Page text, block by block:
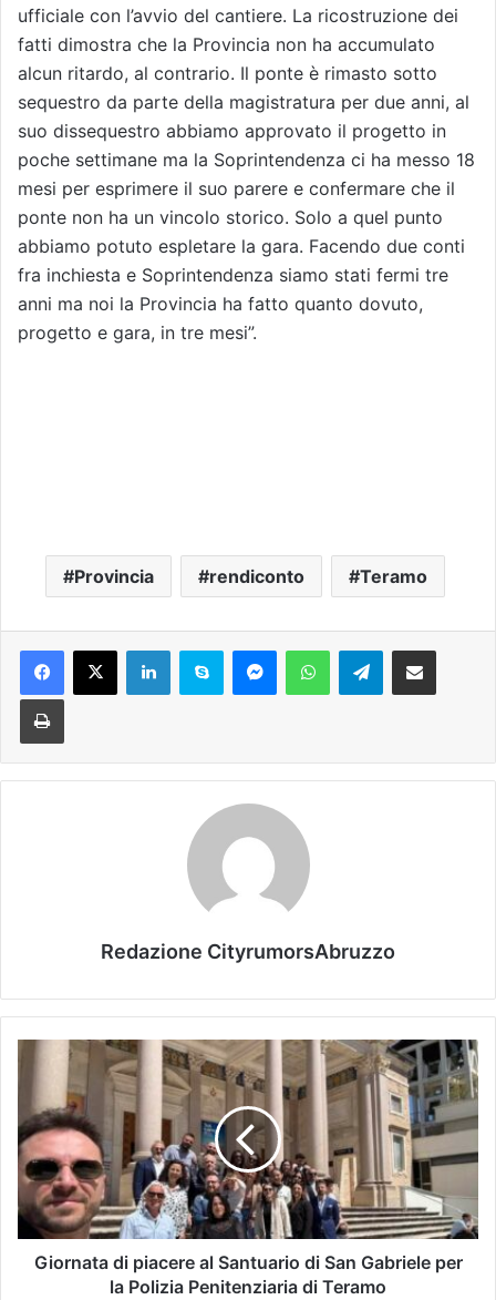
ufficiale con l’avvio del cantiere. La ricostruzione dei
fatti dimostra che la Provincia non ha accumulato
alcun ritardo, al contrario. Il ponte è rimasto sotto
sequestro da parte della magistratura per due anni, al
suo dissequestro abbiamo approvato il progetto in
poche settimane ma la Soprintendenza ci ha messo 18
mesi per esprimere il suo parere e confermare che il
ponte non ha un vincolo storico. Solo a quel punto
abbiamo potuto espletare la gara. Facendo due conti
fra inchiesta e Soprintendenza siamo stati fermi tre
anni ma noi la Provincia ha fatto quanto dovuto,
progetto e gara, in tre mesi”.
Provincia rendiconto Teramo
Telegram
Redazione CityrumorsAbruzzo
Giornata di piacere al Santuario di San Gabriele per
la Polizia Penitenziaria di Teramo